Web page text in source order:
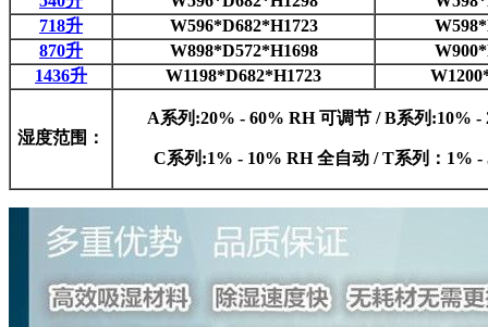
718升
W596*D682*H1723
870升
W898*D572*H1698
1436升
W1198*D682*H1723
湿度范围：
A系列:20% - 60% RH 可调节 / B系列:10% -
C系列:1% - 10% RH 全自动 / T系列：1%